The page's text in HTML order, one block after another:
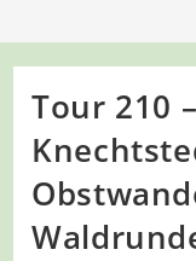
Tour 210